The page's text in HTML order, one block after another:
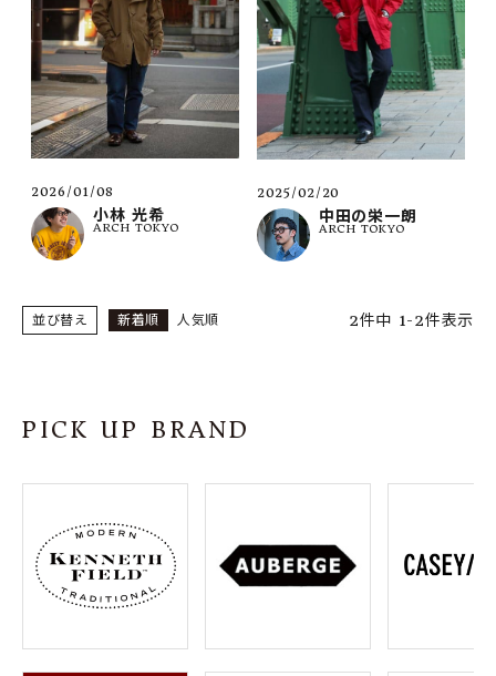
特定商取引法について
お問い合わせ
OFFICIAL WEB SITE
ACCOUNT MENU
ようこそ ゲスト 様
meeting_room ログイン 会員登録
2026/01/08
小林 光希
ARCH TOKYO
2025/02/20
中田の栄一朗
ARCH TOKYO
並び替え 新着順 人気順 2件中 1-2件表示
PICK UP BRAND